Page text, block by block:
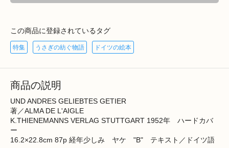
この商品に登録されているタグ
特集 うさぎの紡ぐ物語 ドイツの絵本
商品の説明
UND ANDRES GELIEBTES GETIER
著／ALMA DE L'AIGLE
K.THIENEMANNS VERLAG STUTTGART 1952年 ハードカバ
ー
16.2×22.8cm 87p 経年少しみ ヤケ "B" テキスト／ドイツ語